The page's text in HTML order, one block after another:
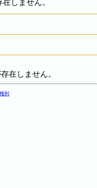
しません。
在しません。
権利